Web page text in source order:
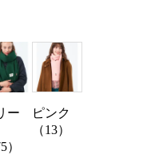
ー
）
ピンク
（13）